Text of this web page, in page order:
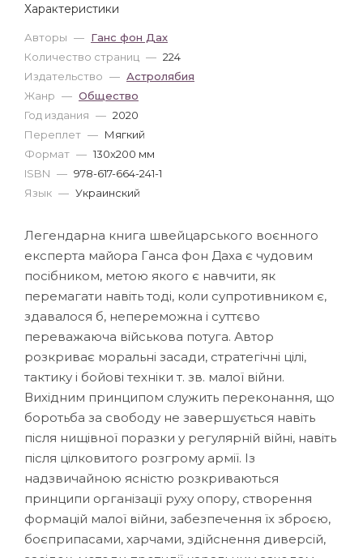
Характеристики
Авторы — Ганс фон Дах
Количество страниц — 224
Издательство — Астролябия
Жанр — Общество
Год издания — 2020
Переплет — Мягкий
Формат — 130x200 мм
ISBN — 978-617-664-241-1
Язык — Украинский
Легендарна книга швейцарського воєнного
експерта майора Ганса фон Даха є чудовим
посібником, метою якого є навчити, як
перемагати навіть тоді, коли супротивником є,
здавалося б, непереможна і суттєво
переважаюча військова потуга. Автор
розкриває моральні засади, стратегічні цілі,
тактику і бойові техніки т. зв. малої війни.
Вихідним принципом служить переконання, що
боротьба за свободу не завершується навіть
після нищівної поразки у регулярній війні, навіть
після цілковитого розгрому армії. Із
надзвичайною ясністю розкриваються
принципи організації руху опору, створення
формацій малої війни, забезпечення їх зброєю,
боєприпасами, харчами, здійснення диверсій,